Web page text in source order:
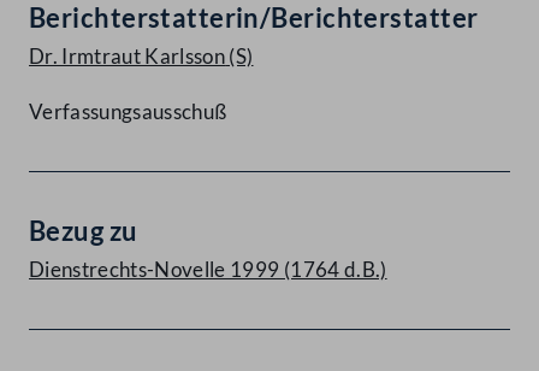
Berichterstatterin/Berichterstatter
Dr. Irmtraut Karlsson(S)
Verfassungsausschuß
Bezug zu
Dienstrechts-Novelle 1999 (1764 d.B.)